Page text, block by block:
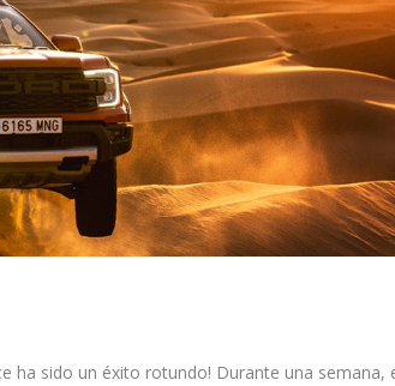
ha sido un éxito rotundo! Durante una